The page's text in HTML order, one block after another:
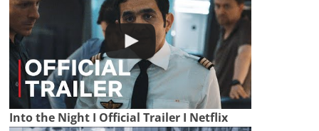
Into the Night I Official Trailer I Netflix